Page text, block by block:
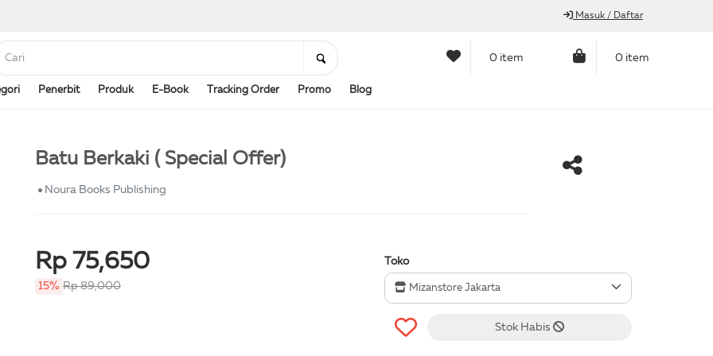
Masuk / Daftar
0 item 0 item
Penerbit Produk E-Book Tracking Order Promo Blog
Batu Berkaki ( Special Offer)
Noura Books Publishing
Rp 75,650
15% Rp 89,000
Toko
Mizanstore Jakarta
Stok Habis